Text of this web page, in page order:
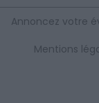
Annoncez votre
Mentions